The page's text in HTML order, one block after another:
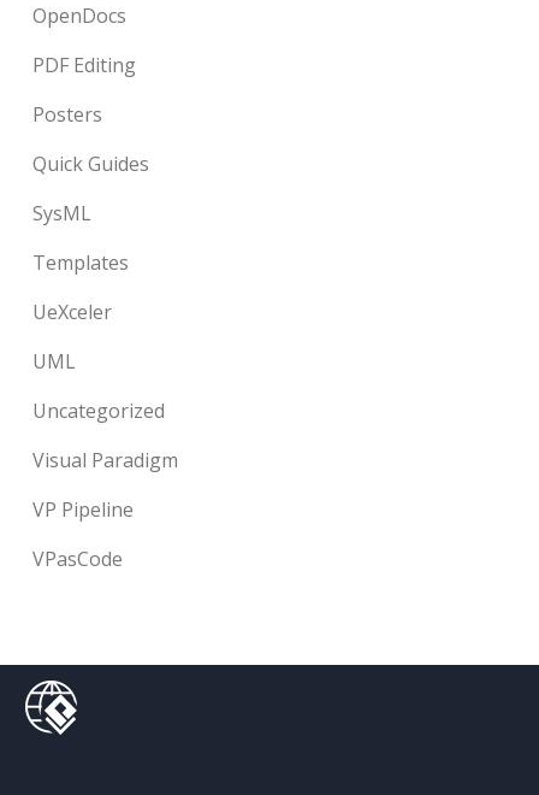
OpenDocs
PDF Editing
Posters
Quick Guides
SysML
Templates
UeXceler
UML
Uncategorized
Visual Paradigm
VP Pipeline
VPasCode